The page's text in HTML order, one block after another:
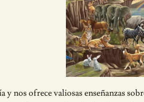
nos ofrece valiosas enseñanzas